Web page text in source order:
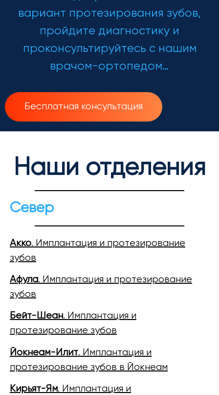
вариант протезирования зубов,
пройдите диагностику и
проконсультируйтесь с нашим
врачом-ортопедом…
Бесплатная консультация
Наши отделения
Север
Акко. Имплантация и протезирование
зубов
Афула. Имплантация и протезирование
зубов
Бейт-Шеан. Имплантация и
протезирование зубов
Йокнеам-Илит. Имплантация и
протезирование зубов в Йокнеам
Кирьят-Ям. Имплантация и